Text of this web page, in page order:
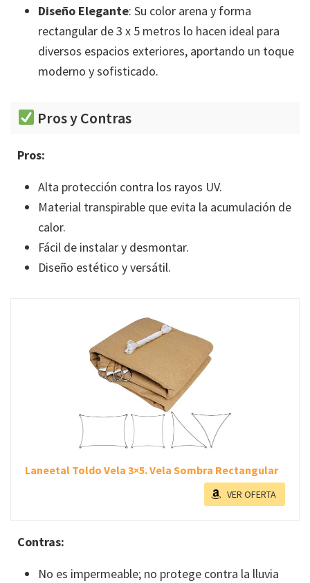
Diseño Elegante: Su color arena y forma
rectangular de 3 x 5 metros lo hacen ideal para
diversos espacios exteriores, aportando un toque
moderno y sofisticado.
Pros y Contras
Pros:
Alta protección contra los rayos UV.
Material transpirable que evita la acumulación de
calor.
Fácil de instalar y desmontar.
Diseño estético y versátil.
Laneetal Toldo Vela 3×5. Vela Sombra Rectangular
VER OFERTA
Contras:
No es impermeable; no protege contra la lluvia